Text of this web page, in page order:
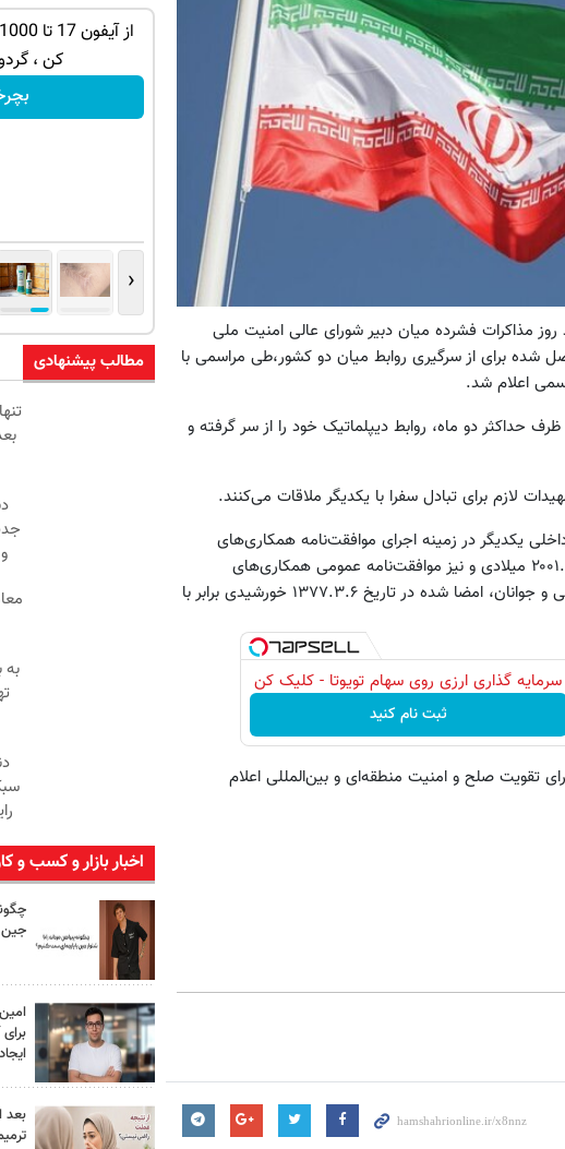
مذاکرات فشرده میان دبیر شورای عالی امنیت ملی
شده برای از سرگیری روابط میان دو کشور،طی مراسمی با
اعلام شد.‌
حداکثر دو ماه، روابط دیپلماتیک خود را از سر گرفته و
لازم برای تبادل سفرا با یکدیگر ملاقات می‌کنند.
یکدیگر در زمینه اجرای موافقت‌نامه همکاری‌های
امنیتی امضا شده در تاریخ ۱۳۸۰.۱.۲۸ خورشیدی برابر با ۲۰۰۱.۴.۱۷ میلادی و نیز موافقت‌نامه عمومی همکاری‌های
اقتصادی، بازرگانی، سرمایه‌گذاری، فنی، علمی، فرهنگی، ورزشی و جوانان، امضا شده در تاریخ ۱۳۷۷.۳.۶ خورشیدی برابر با
سرمایه گذاری ارزی روی سهام تویوتا - کلیک کن
ثبت نام کنید
تقویت صلح و امنیت منطقه‌ای و بین‌المللی اعلام
توی حمومت
به بزرگترین جشنواره ایمپلنت تهران خوش
اومدید! | فقط ۲۵ میلیون !
رزرورایگان نوبت
کن ،
‹
مطالب پیشنهادی
به
اخبار بازار و کسب و
جین
بعد